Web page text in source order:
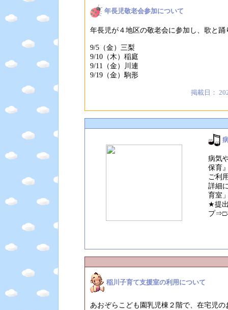
年長児敬老会参加について
年長児が４地区の敬老会に参加し、歌と踊
9/5（金）三梨
9/10（木）稲庭
9/11（金）川連
9/19（金）駒形
掲載日：
病気
保育
ご利
詳細
育室
★提
プ⇒□
稲川子育て支援室の利用について
あおぞらこども園乳児棟２階で、在宅児